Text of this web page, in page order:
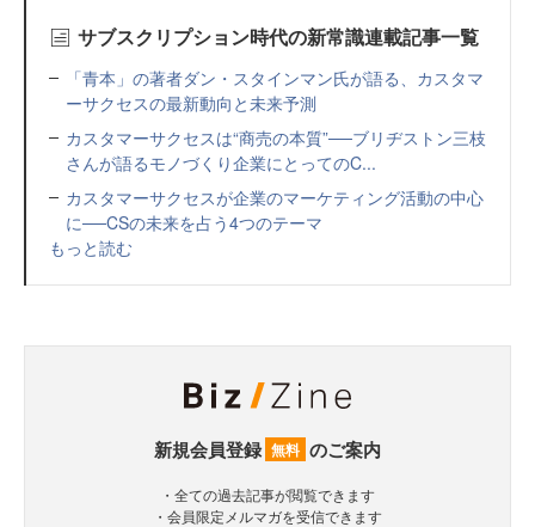
サブスクリプション時代の新常識連載記事一覧
「青本」の著者ダン・スタインマン氏が語る、カスタマ
ーサクセスの最新動向と未来予測
カスタマーサクセスは“商売の本質”──ブリヂストン三枝
さんが語るモノづくり企業にとってのC...
カスタマーサクセスが企業のマーケティング活動の中心
に──CSの未来を占う4つのテーマ
もっと読む
新規会員登録 無料 のご案内
・全ての過去記事が閲覧できます
・会員限定メルマガを受信できます